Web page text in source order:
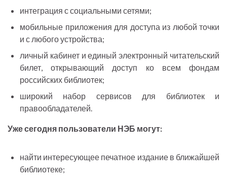
интеграция с социальными сетями;
мобильные приложения для доступа из любой точки
и с любого устройства;
личный кабинет и единый электронный читательский
билет, открывающий доступ ко всем фондам
российских библиотек;
широкий набор сервисов для библиотек и
правообладателей.
Уже сегодня пользователи НЭБ могут:
найти интересующее печатное издание в ближайшей
библиотеке;